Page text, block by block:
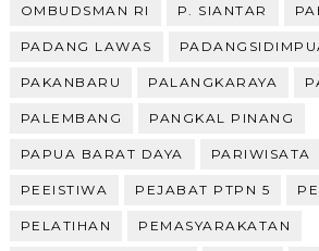
OMBUDSMAN RI P. SIANTAR
PADANG LAWAS
PAKANBARU PALANGKARAYA
PALEMBANG PANGKAL PINANG
PAPUA BARAT DAYA PARIWISATA
PEEISTIWA PEJABAT PTPN 5
PELATIHAN PEMASYARAKATAN